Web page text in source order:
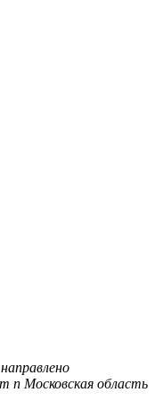
п Московская область